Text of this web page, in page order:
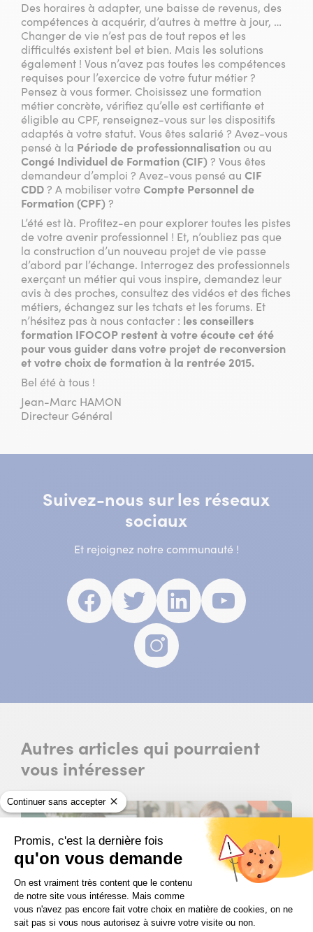
Continuer sans accepter
Promis, c'est la dernière fois
qu'on vous demande
Plateforme de Gestion du
On est vraiment très content que le contenu
de notre site vous intéresse. Mais comme
vous n'avez pas encore fait votre choix en matière de cookies, on ne
sait pas si vous nous autorisez à suivre votre visite ou non.
Des horaires à adapter, une baisse de revenus, des
compétences à acquérir, d’autres à mettre à jour, …
Changer de vie n’est pas de tout repos et les
difficultés existent bel et bien. Mais les solutions
également ! Vous n’avez pas toutes les compétences
requises pour l’exercice de votre futur métier ?
Pensez à vous former. Choisissez une formation
métier concrète, vérifiez qu’elle est certifiante et
éligible au CPF, renseignez-vous sur les dispositifs
adaptés à votre statut. Vous êtes salarié ? Avez-vous
pensé à la Période de professionnalisation ou au
Congé Individuel de Formation (CIF) ? Vous êtes
demandeur d’emploi ? Avez-vous pensé au CIF
CDD ? A mobiliser votre Compte Personnel de
Formation (CPF) ?
L’été est là. Profitez-en pour explorer toutes les pistes
de votre avenir professionnel ! Et, n’oubliez pas que
la construction d’un nouveau projet de vie passe
d’abord par l’échange. Interrogez des professionnels
exerçant un métier qui vous inspire, demandez leur
avis à des proches, consultez des vidéos et des fiches
métiers, échangez sur les tchats et les forums. Et
n’hésitez pas à nous contacter : les conseillers
formation IFOCOP restent à votre écoute cet été
pour vous guider dans votre projet de reconversion
et votre choix de formation à la rentrée 2015.
Bel été à tous !
Jean-Marc HAMON
Directeur Général
Suivez-nous sur les réseaux
sociaux
Et rejoignez notre communauté !
Facebook
(nouvelle
fenêtre)
Twitter
(nouvelle
fenêtre)
Linkedin
(nouvelle
fenêtre)
Youtube
fenêtre)
Instagram
(nouvelle
fenêtre)
Autres articles qui pourraient
vous intéresser
ACTUALITÉ DES FORMATIONS